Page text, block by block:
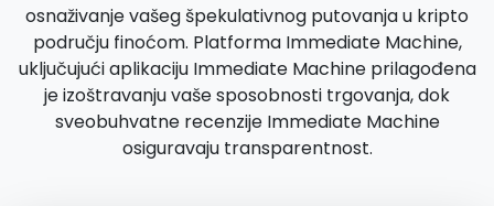
osnaživanje vašeg špekulativnog putovanja u kripto
području finoćom. Platforma Immediate Machine,
uključujući aplikaciju Immediate Machine prilagođena
je izoštravanju vaše sposobnosti trgovanja, dok
sveobuhvatne recenzije Immediate Machine
osiguravaju transparentnost.